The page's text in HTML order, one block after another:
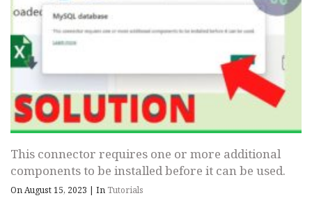
This connector requires one or more additional
components to be installed before it can be used.
On August 15, 2023 | In Tutorials